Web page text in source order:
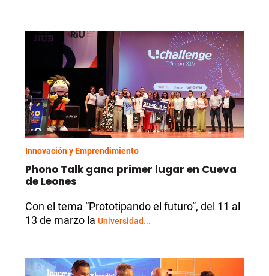
Innovación y Emprendimiento
Phono Talk gana primer lugar en Cueva
de Leones
Con el tema “Prototipando el futuro”, del 11 al
13 de marzo laUniversidad...